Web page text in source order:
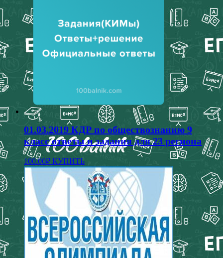
01.03.2019 КДР по обществознанию 9
класс ответы и задания для 23 региона
100.00₽ КУПИТЬ